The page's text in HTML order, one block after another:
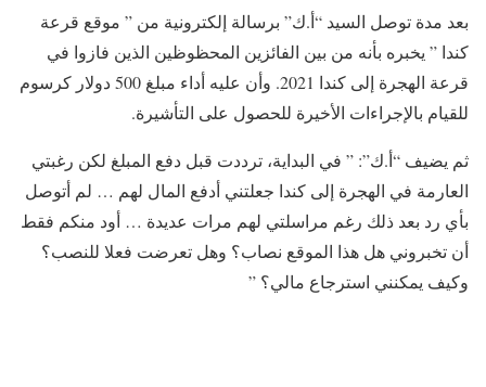
بعد مدة توصل السيد “أ.ك” برسالة إلكترونية من ” موقع قرعة
كندا ” يخبره بأنه من بين الفائزين المحظوظين الذين فازوا في
قرعة الهجرة إلى كندا 2021. وأن عليه أداء مبلغ 500 دولار كرسوم
للقيام بالإجراءات الأخيرة للحصول على التأشيرة.
ثم يضيف “أ.ك”: ” في البداية، ترددت قبل دفع المبلغ لكن رغبتي
العارمة في الهجرة إلى كندا جعلتني أدفع المال لهم … لم أتوصل
بأي رد بعد ذلك رغم مراسلتي لهم مرات عديدة … أود منكم فقط
أن تخبروني هل هذا الموقع نصاب؟ وهل تعرضت فعلا للنصب؟
وكيف يمكنني استرجاع مالي؟ ”